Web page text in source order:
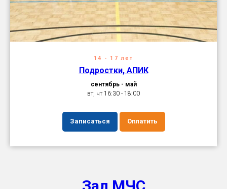
14 - 17 лет
Подростки, АПИК
сентябрь - май
вт, чт 16:30 - 18:00
Записаться Оплатить